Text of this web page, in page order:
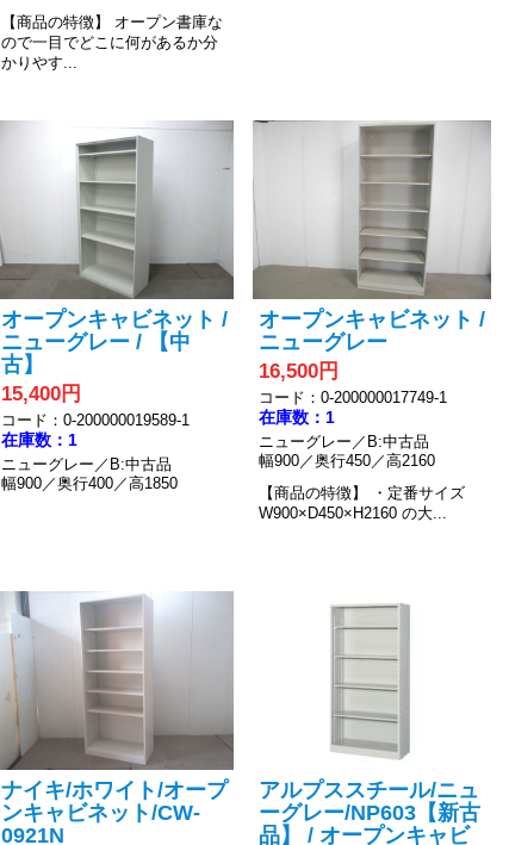
【商品の特徴】
オープン書庫な
ので一目でどこに何があるか分
かりやす...
オープンキャビネット /
ニューグレー / 【中
古】
15,400円
コード：0-200000019589-1
在庫数：1
ニューグレー／B:中古品
幅900／奥行400／高1850
オープンキャビネット /
ニューグレー
16,500円
コード：0-200000017749-1
在庫数：1
ニューグレー／B:中古品
幅900／奥行450／高2160
【商品の特徴】
・定番サイズ
W900×D450×H2160 の大...
ナイキ/ホワイト/オープ
ンキャビネット/CW-
0921N
アルプススチール/ニュ
ーグレー/NP603【新古
品】 / オープンキャビ